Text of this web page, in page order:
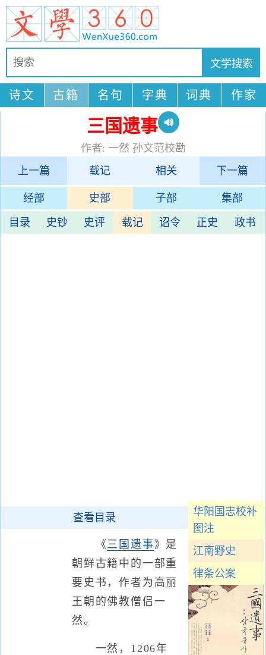
诗文 古籍 名句 字典 词典 作家
三国遗事
作者: 一然 孙文范校勘
上一篇
载记 相关 下一篇
经部 史部 子部 集部
目录 史钞 史评 载记 诏令 正史 政书
华阳国志校补
图注
江南野史
律条公案
查看目录
《三国遗事》是
朝鲜古籍中的一部重
要史书，作者为高丽
王朝的佛教僧侣一
然。
一然，1206年